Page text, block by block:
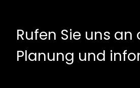
Rufen Sie uns
Planung und